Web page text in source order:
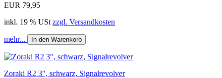
EUR 79,95
inkl. 19 % USt zzgl. Versandkosten
mehr... In den Warenkorb
Zoraki R2 3", schwarz, Signalrevolver